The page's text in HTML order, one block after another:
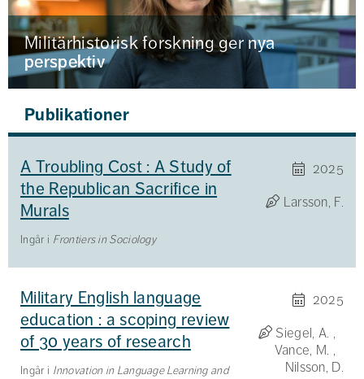
Militärhistorisk forskning ger nya
perspektiv
Publikationer
A Troubling Cost : A Study of
the Republican Sacrifice in
Murals
Ingår i Frontiers in Sociology
2025
Larsson, F.
Military English language
education : a scoping review
of 30 years of research
Ingår i Innovation in Language Learning and
2025
Siegel, A.
Vance, M.
Nilsson, D.